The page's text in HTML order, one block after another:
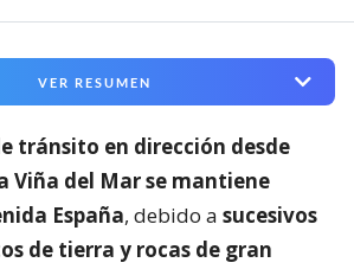
VER RESUMEN
tránsito en dirección desde
Viña del Mar se mantiene
España, debido a sucesivos
de tierra y rocas de gran